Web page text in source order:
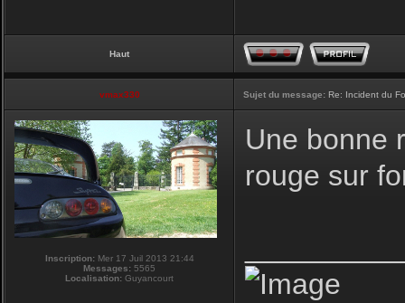
Haut
vmax330 Sujet du message: Re: Incident du
Inscription:Mer 17 Juil 2013 21:44
Messages: 5565
Localisation: Guyancourt
Une bonne
rouge sur